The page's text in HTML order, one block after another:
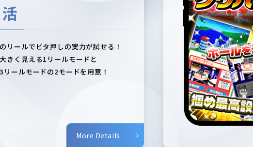
リールでビタ押しの実力が試せる！
きく見える1リールモードと
リールモードの2モードを用意！
More Details